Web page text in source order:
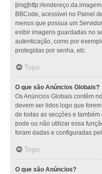
[img]http://
BBCode, acessível no Painel
menos que possua um
exibir imagens guardadas no
autenticação, como por
protegidas por senha, etc.
Topo
O que são Anúncios Globais?
Os Anúncios Globais contêm
devem ser lidos logo que
de todas as secções e
pode ou não utilizar essa
foram dadas e configuradas
Topo
O que são Anúncios?